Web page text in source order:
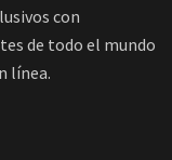
con
de todo el mundo
línea.